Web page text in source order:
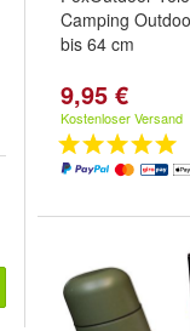
Camping
bis 64 cm
9,95 €
Kostenloser Versand